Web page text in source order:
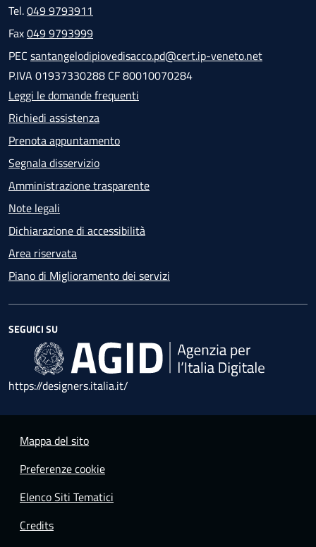
Tel.049 9793911
Fax049 9793999
PEC santangelodipiovedisacco.pd@cert.ip-veneto.net
P.IVA 01937330288 CF 80010070284
Leggi le domande frequenti
Richiedi assistenza
Prenota appuntamento
Segnala disservizio
Amministrazione trasparente
Note legali
Dichiarazione di accessibilità
Area riservata
Piano di Miglioramento dei servizi
SEGUICI SU
https://designers.italia.it/
Mappa del sito
Preferenze cookie
Elenco Siti Tematici
Credits